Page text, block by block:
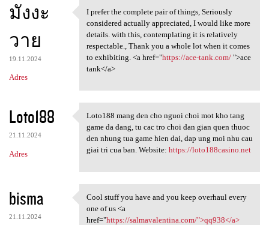
มังงะ
วาย
19.11.2024
Adres
I prefer the complete pair of
I prefer the complete pair of things, Seriously
considered actually appreciated, I would like more
details. with this, contemplating it is relatively
respectable., Thank you a whole lot when it comes
to exhibiting. <a href="https://ace-tank.com/">ace
tank</a>
Loto188
21.11.2024
Adres
Loto188 mang den cho nguoi
Loto188 mang den cho nguoi choi mot kho tang
game da dang, tu cac tro choi dan gian quen thuoc
den nhung tua game hien dai, dap ung moi nhu cau
giai tri cua ban. Website: https://loto188casino.net
bisma
21.11.2024
Cool stuff you have and you
Cool stuff you have and you keep overhaul every
one of us <a
href="https://salmavalentina.com/">qq938</a>